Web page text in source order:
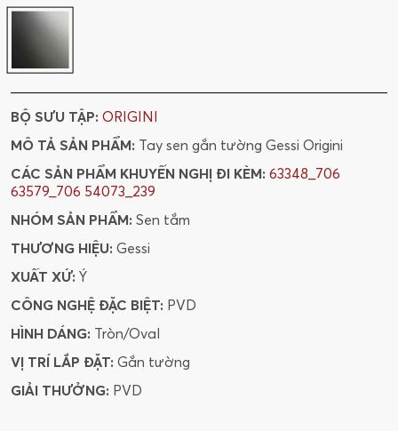
BỘ SƯU TẬP: ORIGINI
MÔ TẢ SẢN PHẨM: Tay sen gắn tường Gessi Origini
CÁC SẢN PHẨM KHUYẾN NGHỊ ĐI KÈM: 63348_706
63579_706 54073_239
NHÓM SẢN PHẨM: Sen tắm
THƯƠNG HIỆU: Gessi
XUẤT XỨ: Ý
CÔNG NGHỆ ĐẶC BIỆT: PVD
HÌNH DÁNG: Tròn/Oval
VỊ TRÍ LẮP ĐẶT: Gắn tường
GIẢI THƯỞNG: PVD